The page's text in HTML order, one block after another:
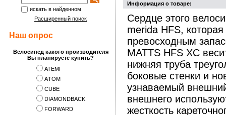
искать в найденном
Расширенный поиск
Наш опрос
Велосипед какого производителя
Вы планируете купить?
ATEMI
АTOM
CUBE
DIAMONDBACK
FORWARD
Информация о товаре:
Сердце этого
merida HFS,
превосходным
MATTS HFS XC
нижняя труба
боковые стенки и
узнаваемый
внешнего
жесткость